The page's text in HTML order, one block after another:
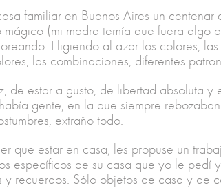
familiar en Buenos Aires un
(mi madre temía que fuera
Eligiendo al azar los colores,
las combinaciones, diferentes
de estar a gusto, de libertad absoluta
gente, en la que siempre
extraño todo.
que estar en casa, les propuse un
específicos de su casa que yo le
recuerdos. Sólo objetos de casa y de